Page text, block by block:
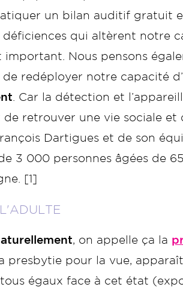
un bilan auditif gratuit
déficiences qui altèrent notre
important. Nous pensons
de redéployer notre capacité
. Car la détection et
retrouver une vie sociale et
Dartigues et de son
3 000 personnes âgées de
[1]
, on appelle ça la
presbytie pour la vue, apparaît
égaux face à cet état